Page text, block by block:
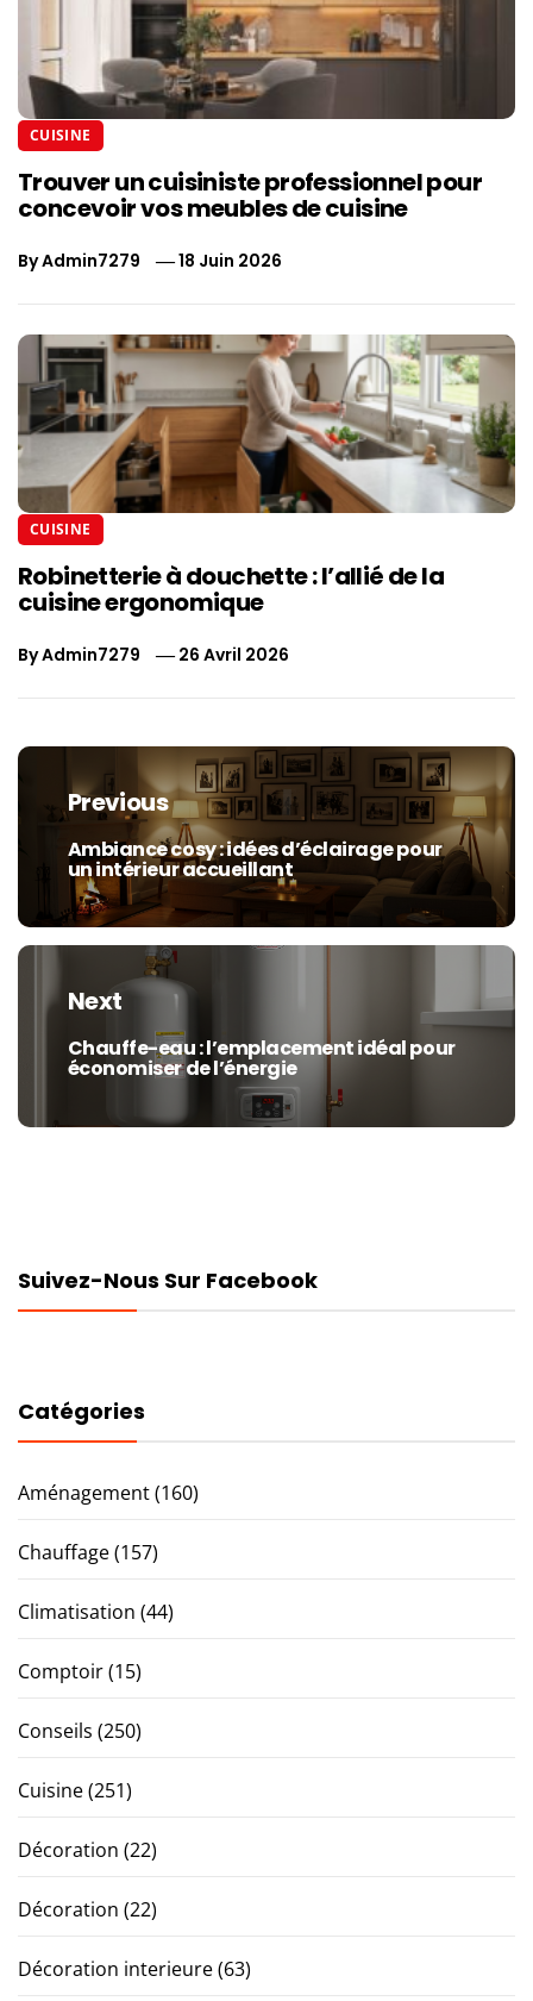
CUISINE
Trouver un cuisiniste professionnel pour
concevoir vos meubles de cuisine
ByAdmin7279 18 Juin 2026
CUISINE
Robinetterie à douchette : l’allié de la
cuisine ergonomique
ByAdmin7279 26 Avril 2026
Navigation
l’article
Previous
Previous
post:
Ambiance cosy : idées d’éclairage pour
un intérieur accueillant
Next
Next
post:
Chauffe-eau : l’emplacement idéal pour
économiser de l’énergie
Suivez-Nous Sur Facebook
Catégories
Aménagement(160)
Chauffage(157)
Climatisation (44)
Comptoir(15)
Conseils (250)
Cuisine(251)
Décoration (22)
Décoration (22)
Décoration interieure(63)